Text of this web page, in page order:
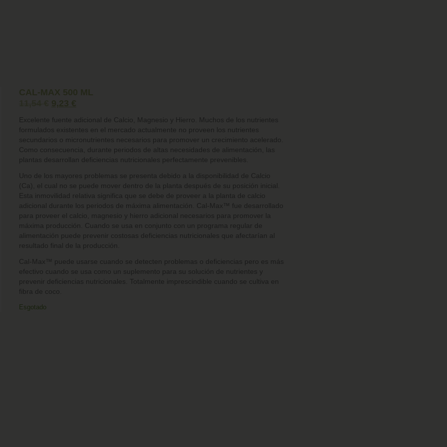
CAL-MAX 500 ML
9,23 €
Excelente fuente adicional de Calcio, Magnesio y Hierro. Muchos de los nutrientes
formulados existentes en el mercado actualmente no proveen los nutrientes
secundarios o micronutrientes necesarios para promover un crecimiento acelerado.
Como consecuencia, durante periodos de altas necesidades de alimentación, las
plantas desarrollan deficiencias nutricionales perfectamente prevenibles.
Uno de los mayores problemas se presenta debido a la disponibilidad de Calcio
(Ca), el cual no se puede mover dentro de la planta después de su posición inicial.
Esta inmovilidad relativa significa que se debe de proveer a la planta de calcio
adicional durante los periodos de máxima alimentación. Cal-Max™ fue desarrollado
para proveer el calcio, magnesio y hierro adicional necesarios para promover la
máxima producción. Cuando se usa en conjunto con un programa regular de
alimentación puede prevenir costosas deficiencias nutricionales que afectarían al
resultado final de la producción.
Cal-Max™ puede usarse cuando se detecten problemas o deficiencias pero es más
efectivo cuando se usa como un suplemento para su solución de nutrientes y
prevenir deficiencias nutricionales. Totalmente imprescindible cuando se cultiva en
fibra de coco.
Esgotado